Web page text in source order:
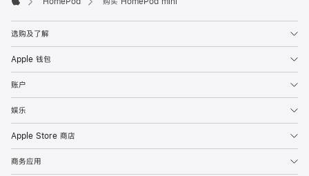
选购及了解
Apple 钱包
账户
娱乐
Apple Store 商店
商务应用